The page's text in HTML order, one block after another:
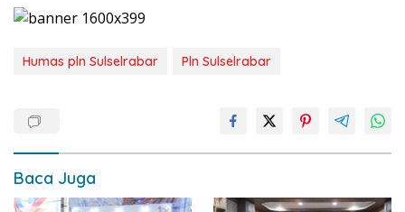
Humas pln Sulselrabar Pln Sulselrabar
Baca Juga